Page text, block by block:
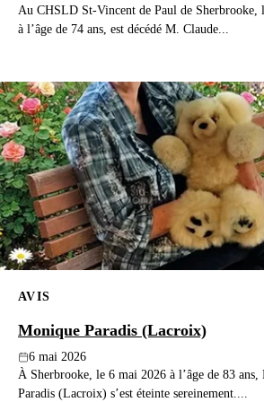
Au CHSLD St-Vincent de Paul de Sherbrooke,
à l’âge de 74 ans, est décédé M. Claude...
AVIS
Monique Paradis (Lacroix)
6 mai 2026
À Sherbrooke, le 6 mai 2026 à l’âge de 83 ans,
Paradis (Lacroix) s’est éteinte sereinement....